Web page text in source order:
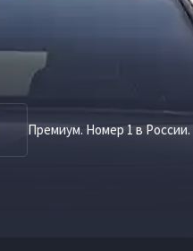
Премиум. Номер 1 в России.